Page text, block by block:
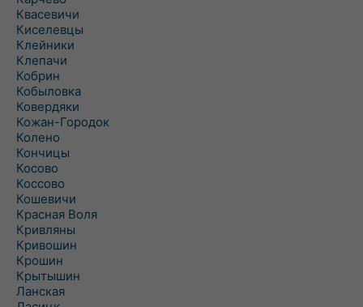
Квасевичи
Киселевцы
Клейники
Клепачи
Кобрин
Кобыловка
Ковердяки
Кожан-Городок
Колено
Кончицы
Косово
Коссово
Кошевичи
Красная Воля
Кривляны
Кривошин
Крошин
Крытышин
Ланская